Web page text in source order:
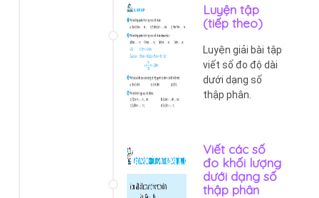
Luyện tập
(tiếp theo)
Luyện giải bài tập
viết số đo độ dài
dưới dạng số
thập phân.
Viết các số
đo khối lượng
dưới dạng số
thập phân